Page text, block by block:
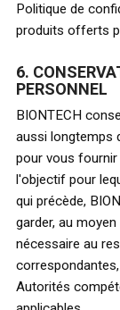
Politique de
produits offerts
6.
PERSONNEL
BIONTECH
aussi longtemps
pour vous
l'objectif pour
qui précède,
garder, au
nécessaire au
Autorités